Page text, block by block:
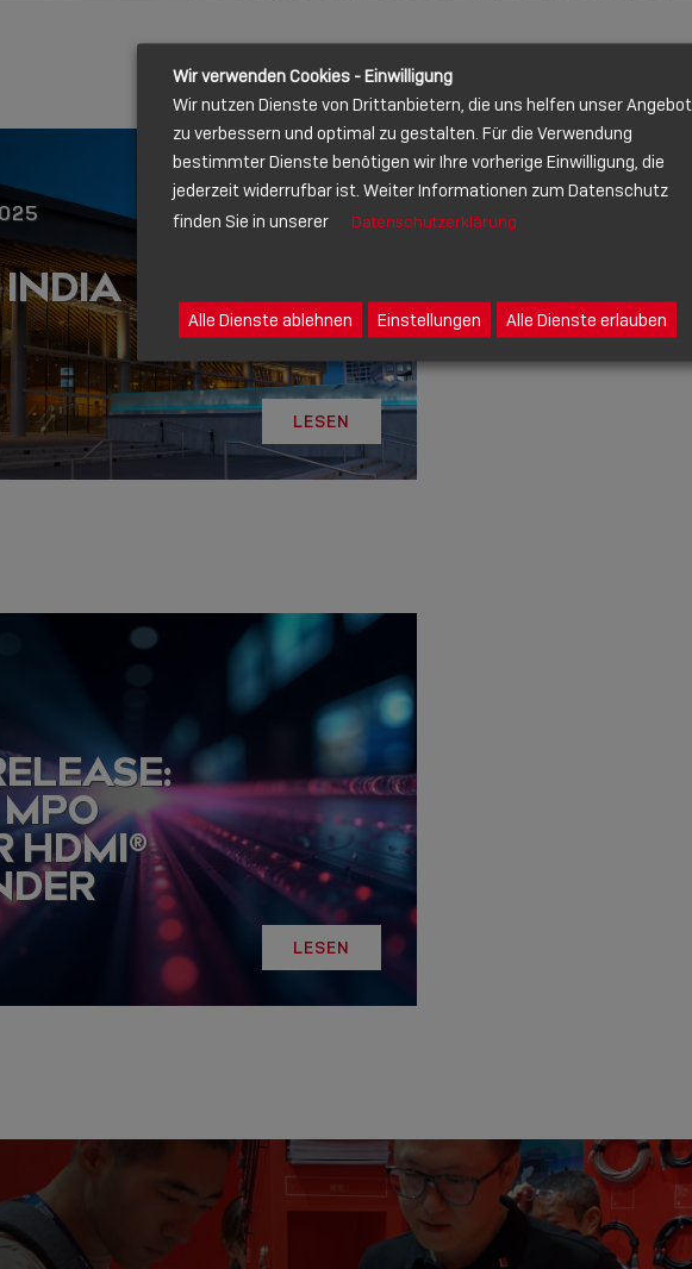
INDIA
LESEN
HDMI®
LESEN
Wir verwenden Cookies - Einwilligung
Wir nutzen Dienste von Drittanbietern, die uns helfen unser Angebot
zu verbessern und optimal zu gestalten. Für die Verwendung
bestimmter Dienste benötigen wir Ihre vorherige Einwilligung, die
jederzeit widerrufbar ist. Weiter Informationen zum Datenschutz
finden Sie in unserer
Datenschutzerklärung
Alle Dienste ablehnen Einstellungen Alle Dienste erlauben